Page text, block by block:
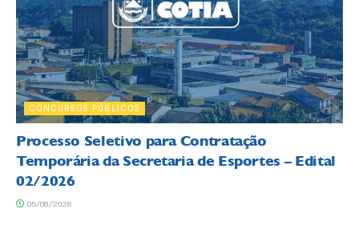
CONCURSOS PÚBLICOS
Processo Seletivo para Contratação
Temporária da Secretaria de Esportes – Edital
02/2026
05/08/2026